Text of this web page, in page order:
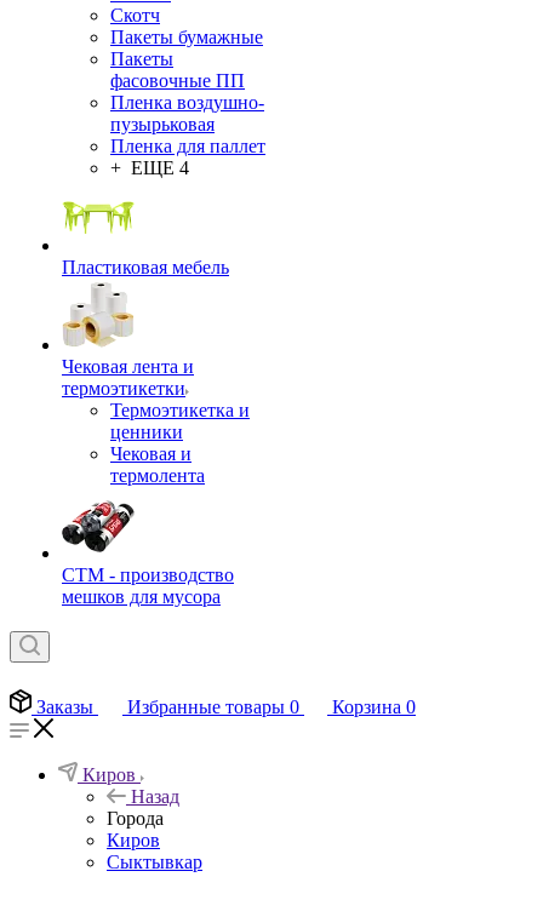
Скотч
Пакеты бумажные
Пакеты
фасовочные ПП
Пленка воздушно-
пузырьковая
Пленка для паллет
+ ЕЩЕ 4
Пластиковая мебель
Чековая лента и
термоэтикетки
Термоэтикетка и
ценники
Чековая и
термолента
СТМ - производство
мешков для мусора
Заказы Избранные товары 0 Корзина 0
Киров
Назад
Города
Киров
Сыктывкар